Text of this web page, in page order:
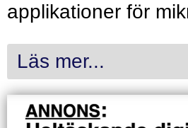
applikationer för
Läs mer...